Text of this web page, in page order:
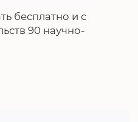
бесплатно и с
90 научно-